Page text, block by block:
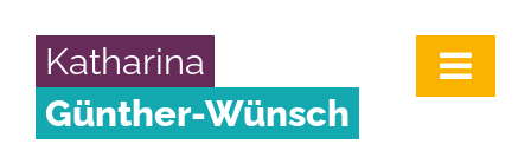
Katharina
Günther-Wünsch